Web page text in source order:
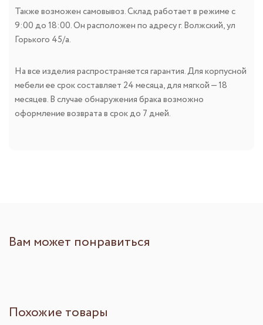
Также возможен самовывоз. Склад работает в режиме с
9:00 до 18:00. Он расположен по адресу г. Волжский, ул
Горького 45/а.
На все изделия распространяется гарантия. Для корпусной
мебели ее срок составляет 24 месяца, для мягкой — 18
месяцев. В случае обнаружения брака возможно
оформление возврата в срок до 7 дней.
Вам может понравиться
Похожие товары